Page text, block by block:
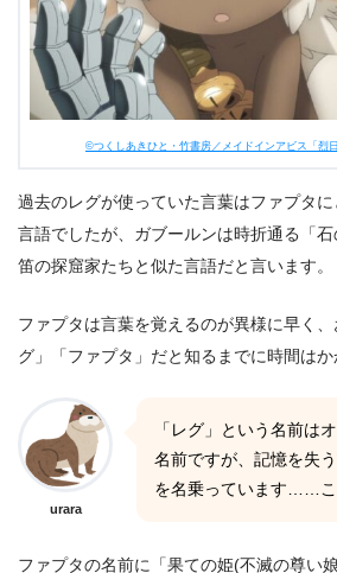
©つくしあきひと・竹書房／メイドインアビス「烈
過去のレグが使っていた言葉はファプタ
言語でしたが、ガブールンは時折通る「
笛の探窟家たちと似た言語だと言います。
ファプタは言葉を覚えるのが異様に早く
グ」「ファプタ」だと知るまでに時間はか
urara
「レグ」という名前は
名前ですが、記憶を失
を名乗っています……こ
ファプタの名前に「果ての姫(不滅の尊い